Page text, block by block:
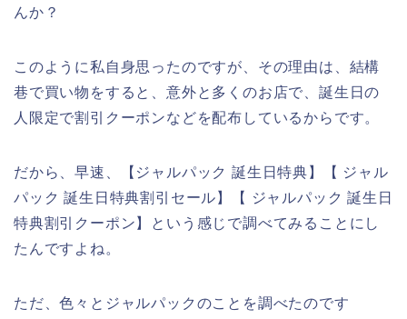
んか？
このように私自身思ったのですが、その理由は、結構
巷で買い物をすると、意外と多くのお店で、誕生日の
人限定で割引クーポンなどを配布しているからです。
だから、早速、【ジャルパック 誕生日特典】【 ジャル
パック 誕生日特典割引セール】【 ジャルパック 誕生日
特典割引クーポン】という感じで調べてみることにし
たんですよね。
ただ、色々とジャルパックのことを調べたのです